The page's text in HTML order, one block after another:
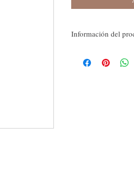
Información del
que desean dar una